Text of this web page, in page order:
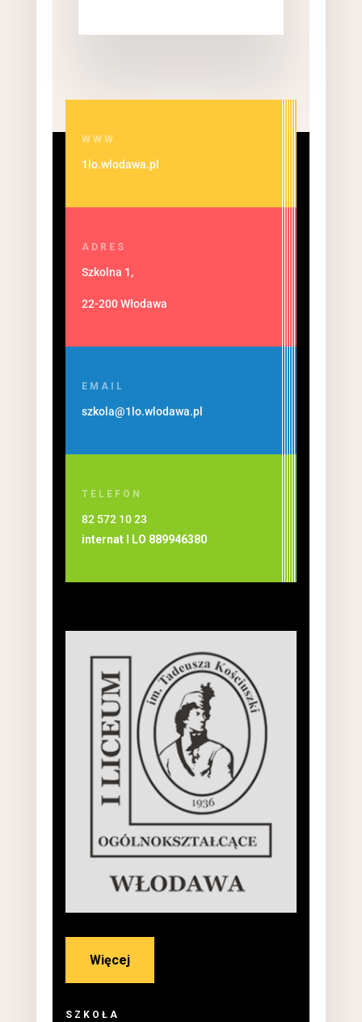
WWW
1lo.wlodawa.pl
ADRES
Szkolna 1,
22-200 Włodawa
EMAIL
szkola@1lo.wlodawa.pl
TELEFON
82 572 10 23
internat I LO 889946380
Więcej
SZKOŁA